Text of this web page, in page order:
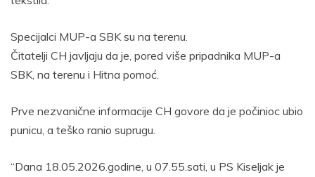
Specijalci MUP-a SBK su na terenu.
Čitatelji CH javljaju da je, pored više pripadnika MUP-a
SBK, na terenu i Hitna pomoć.
Prve nezvanične informacije CH govore da je počinioc ubio
punicu, a teško ranio suprugu.
“Dana 18.05.2026.godine, u 07.55.sati, u PS Kiseljak je